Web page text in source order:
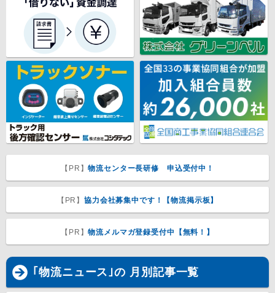
【PR】物流センター長研修 申込受付中！
【PR】協力会社募集中です！【物流掲示板】
【PR】物流メルマガ登録受付中【無料！】
｢物流ニュース｣の 月別記事一覧